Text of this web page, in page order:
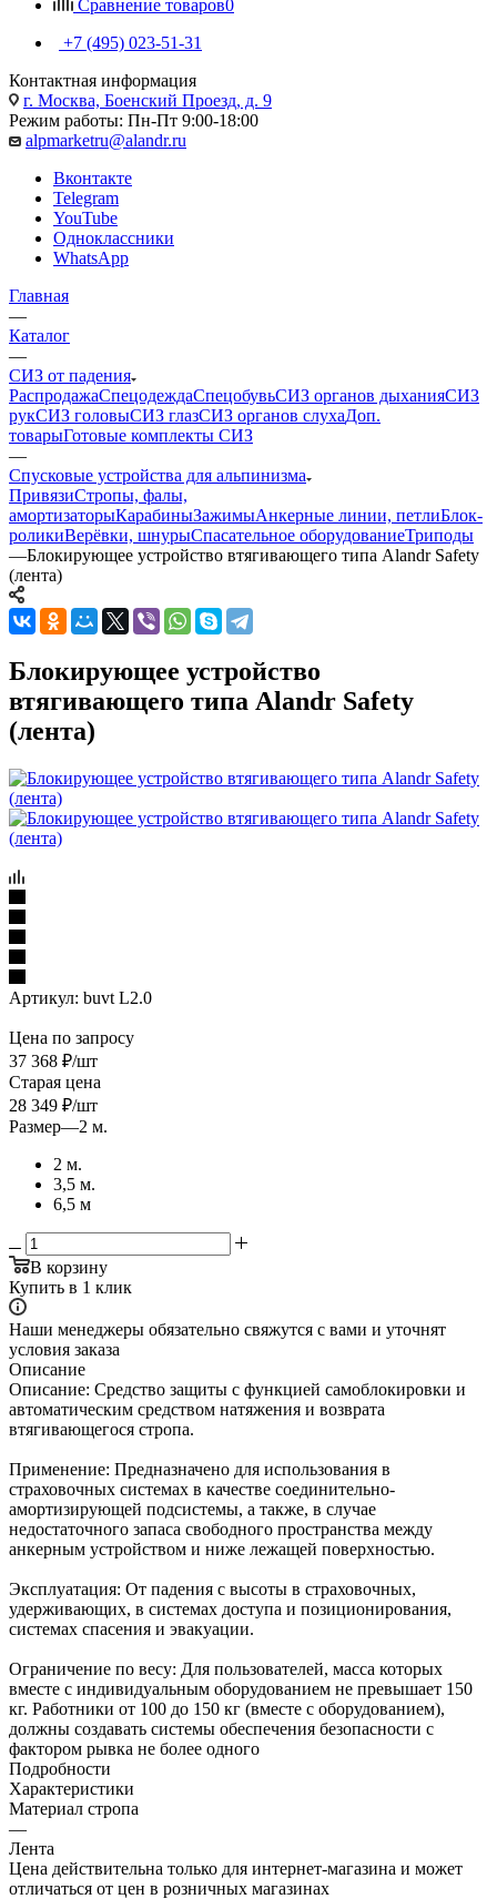
Сравнение товаров0
+7 (495) 023-51-31
Контактная информация
г. Москва, Боенский Проезд, д. 9
Режим работы: Пн-Пт 9:00-18:00
alpmarketru@alandr.ru
Вконтакте
Telegram
YouTube
Одноклассники
WhatsApp
Главная
—
Каталог
—
СИЗ от падения
РаспродажаСпецодеждаСпецобувьСИЗ органов дыханияСИЗ
рукСИЗ головыСИЗ глазСИЗ органов слухаДоп.
товарыГотовые комплекты СИЗ
—
Спусковые устройства для альпинизма
ПривязиСтропы, фалы,
амортизаторыКарабиныЗажимыАнкерные линии, петлиБлок-
роликиВерёвки, шнурыСпасательное оборудованиеТриподы
—Блокирующее устройство втягивающего типа Alandr Safety
(лента)
Блокирующее устройство
втягивающего типа Alandr Safety
(лента)
Артикул: buvt L2.0
Цена по запросу
37 368 ₽/шт
Старая цена
28 349 ₽/шт
Размер—2 м.
2 м.
3,5 м.
6,5 м
В корзину
Купить в 1 клик
Наши менеджеры обязательно свяжутся с вами и уточнят
условия заказа
Описание
Описание: Средство защиты с функцией самоблокировки и
автоматическим средством натяжения и возврата
втягивающегося стропа.
Применение: Предназначено для использования в
страховочных системах в качестве соединительно-
амортизирующей подсистемы, а также, в случае
недостаточного запаса свободного пространства между
анкерным устройством и ниже лежащей поверхностью.
Эксплуатация: От падения с высоты в страховочных,
удерживающих, в системах доступа и позиционирования,
системах спасения и эвакуации.
Ограничение по весу: Для пользователей, масса которых
вместе с индивидуальным оборудованием не превышает 150
кг. Работники от 100 до 150 кг (вместе с оборудованием),
должны создавать системы обеспечения безопасности с
фактором рывка не более одного
Подробности
Характеристики
Материал стропа
—
Лента
Цена действительна только для интернет-магазина и может
отличаться от цен в розничных магазинах